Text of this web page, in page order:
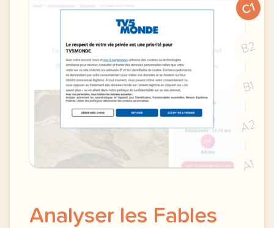
C1
B2
B1
A2
A1
Analyser les Fables